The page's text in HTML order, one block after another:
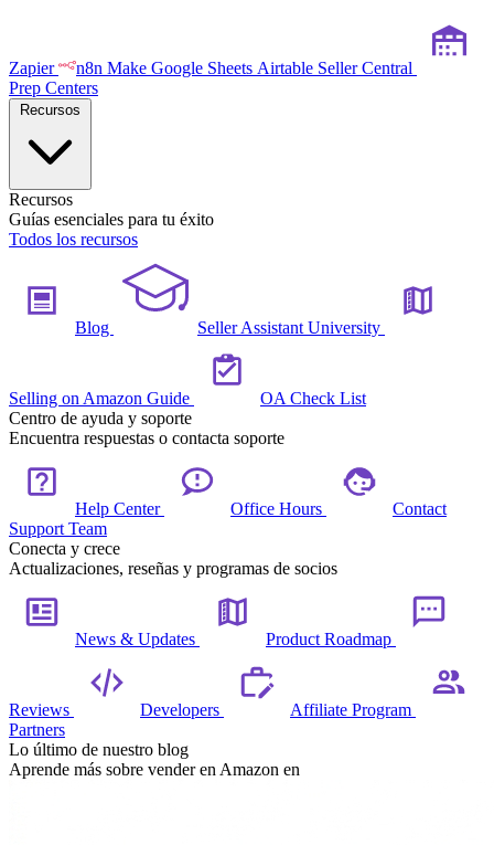
Zapier n8n Make Google Sheets Airtable Seller Central
Prep Centers
Recursos
Guías esenciales para tu éxito
Todos los recursos
Blog Seller Assistant University
Selling on Amazon Guide
OA Check List
Centro de ayuda y soporte
Encuentra respuestas o contacta soporte
Help Center Office Hours
Contact
Support Team
Conecta y crece
Actualizaciones, reseñas y programas de socios
News & Updates Product Roadmap
Reviews Developers
Affiliate Program
Partners
Lo último de nuestro blog
Aprende más sobre vender en Amazon en